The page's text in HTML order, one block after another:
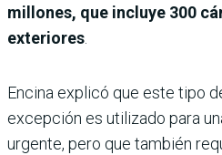
millones, que incluye 300
exteriores.
Encina explicó que este tipo
excepción es utilizado para
urgente, pero que también